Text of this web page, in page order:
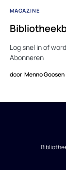
MAGAZINE
Log snel in of
Abonneren
door Menno Goosen